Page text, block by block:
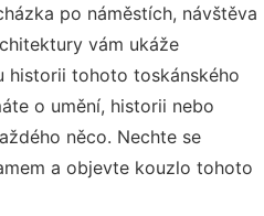
po náměstích, návštěva
vám ukáže
historii tohoto toskánského
o umění, historii nebo
něco. Nechte se
a objevte kouzlo tohoto